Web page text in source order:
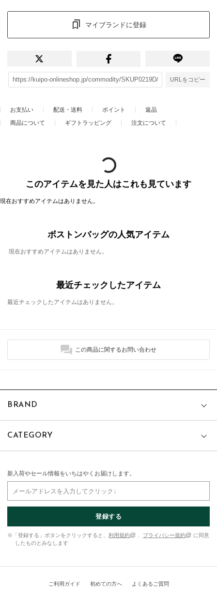
マイブランドに登録
URLをコピー
お支払い 配送・送料 ポイント
返品
商品について
ギフトラッピング 注文について
このアイテムを見た人はこれも見ています
現在おすすめアイテムはありません。
ボストンバッグの人気アイテム
現在おすすめアイテムはありません。
最近チェックしたアイテム
最近チェックしたアイテムはありません。
この商品に関するお問い合わせ
BRAND
CATEGORY
新入荷やセール情報をいちはやくお届けします。
登録する
※「登録する」ボタンをクリックすると、 利用規約 プライバシー規約
に同意
したものとみなします
ご利用ガイド 初めての方へ よくあるご質問